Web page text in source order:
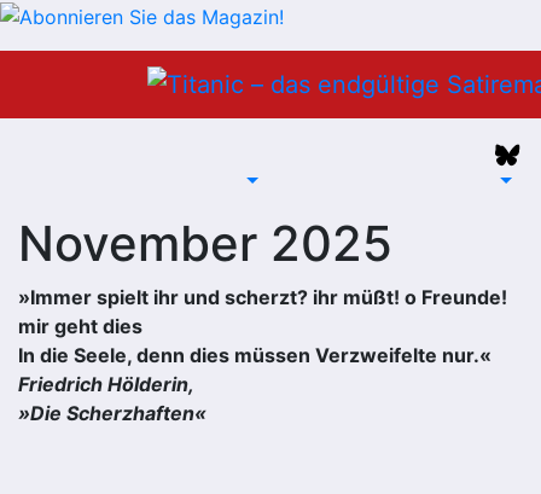
November 2025
»Immer spielt ihr und scherzt? ihr müßt! o Freunde!
mir geht dies
In die Seele, denn dies müssen Verzweifelte nur.«
Friedrich Hölderin,
»Die Scherzhaften«